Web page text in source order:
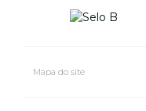
Mapa do site